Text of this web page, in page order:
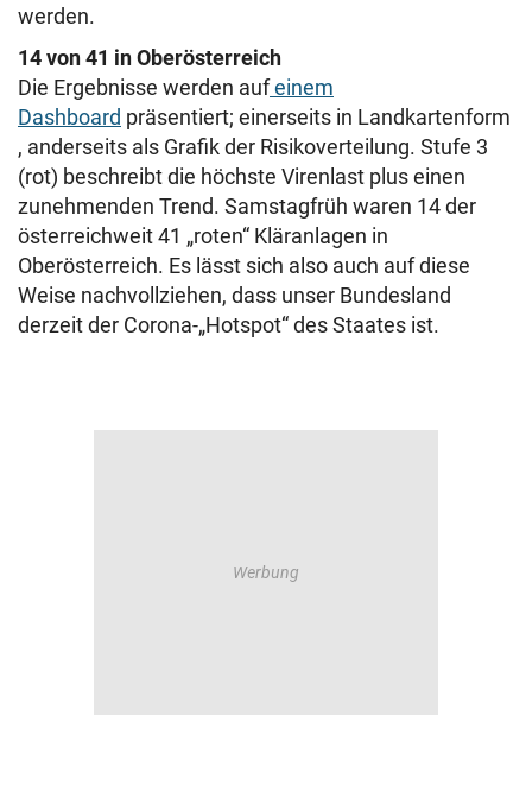
werden.
14 von 41 in Oberösterreich
Die Ergebnisse werden aufeinem
Dashboard präsentiert; einerseits in Landkartenform
, anderseits als Grafik der Risikoverteilung. Stufe 3
(rot) beschreibt die höchste Virenlast plus einen
zunehmenden Trend. Samstagfrüh waren 14 der
österreichweit 41 „roten“ Kläranlagen in
Oberösterreich. Es lässt sich also auch auf diese
Weise nachvollziehen, dass unser Bundesland
derzeit der Corona-„Hotspot“ des Staates ist.